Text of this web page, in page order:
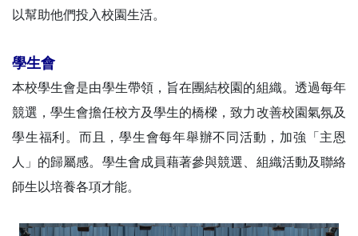
以幫助他們投入校園生活。
學生會
本校學生會是由學生帶領，旨在團結校園的組織。透過每年
競選，學生會擔任校方及學生的橋樑，致力改善校園氣氛及
學生福利。而且，學生會每年舉辦不同活動，加強「主恩
人」的歸屬感。學生會成員藉著參與競選、組織活動及聯絡
師生以培養各項才能。